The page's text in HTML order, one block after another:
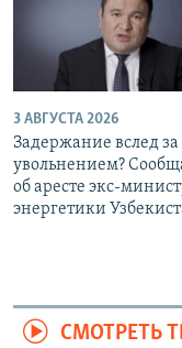
3 АВГУСТА 2026
Задержание вслед за
увольнением?
об аресте экс-
энергетики
СМОТРЕТЬ